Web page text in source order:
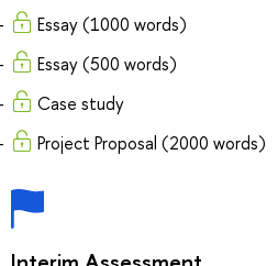
Essay (1000 words)
Essay (500 words)
Case study
Project Proposal (2000 words)